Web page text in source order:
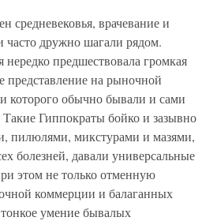
средневековья, врачевание и
часто дружно шагали рядом.
предшествовала громкая
на рыночной
которого обычно бывали и сами
Гиппократы бойко и зазывно
пилюлями, микстурами и мазями,
болезней, давали универсальные
этом не только отменную
коммерции и балаганных
умение бывалых